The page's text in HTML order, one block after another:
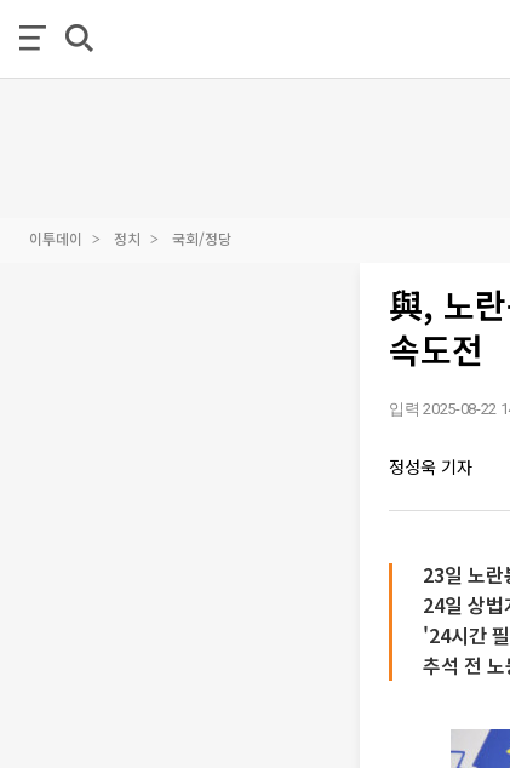
이투데이 정치 국회/정당
與, 노
속도전
입력 2025-08-22
정성욱 기자
23일 노
24일 상법
'24시간
추석 전